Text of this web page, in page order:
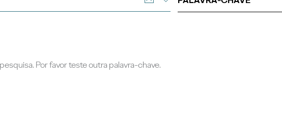
Por favor teste outra palavra-chave.